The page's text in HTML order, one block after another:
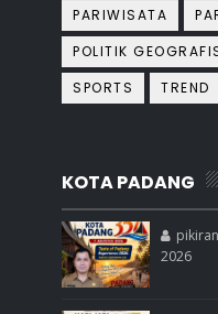
PARIWISATA
POLITIK
SPORTS
TREND
KOTA PADANG
2026